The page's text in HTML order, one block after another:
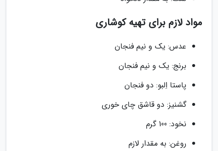
مواد لازم برای تهیه کوشاری
عدس: یک و نیم فنجان
برنج: یک و نیم فنجان
پاستا اِلبو: دو فنجان
گشنیز: دو قاشق چای خوری
نخود: 100 گرم
روغن: به مقدار لازم